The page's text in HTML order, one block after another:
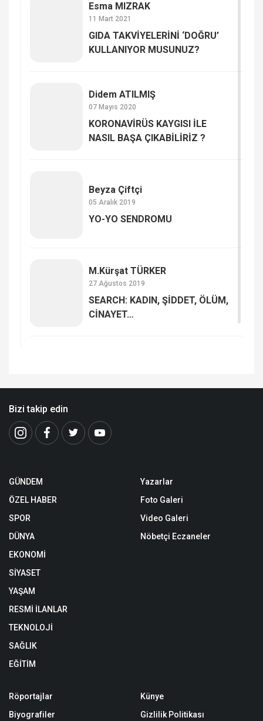
Esma MIZRAK
11 Mart 2021
GIDA TAKVİYELERİNİ ‘DOĞRU’
KULLANIYOR MUSUNUZ?
Didem ATILMIŞ
07 Mayıs 2020
KORONAVİRÜS KAYGISI İLE
NASIL BAŞA ÇIKABİLİRİZ ?
Beyza Çiftçi
05 Aralık 2019
YO-YO SENDROMU
M.Kürşat TÜRKER
27 Ağustos 2019
SEARCH: KADIN, ŞİDDET, ÖLÜM,
CİNAYET…
Bizi takip edin
GÜNDEM
ÖZEL HABER
SPOR
DÜNYA
EKONOMİ
SİYASET
YAŞAM
RESMİ İLANLAR
TEKNOLOJİ
SAĞLIK
EĞİTİM
Yazarlar
Foto Galeri
Video Galeri
Nöbetçi Eczaneler
Röportajlar
Biyografiler
Künye
Gizlilik Politikası